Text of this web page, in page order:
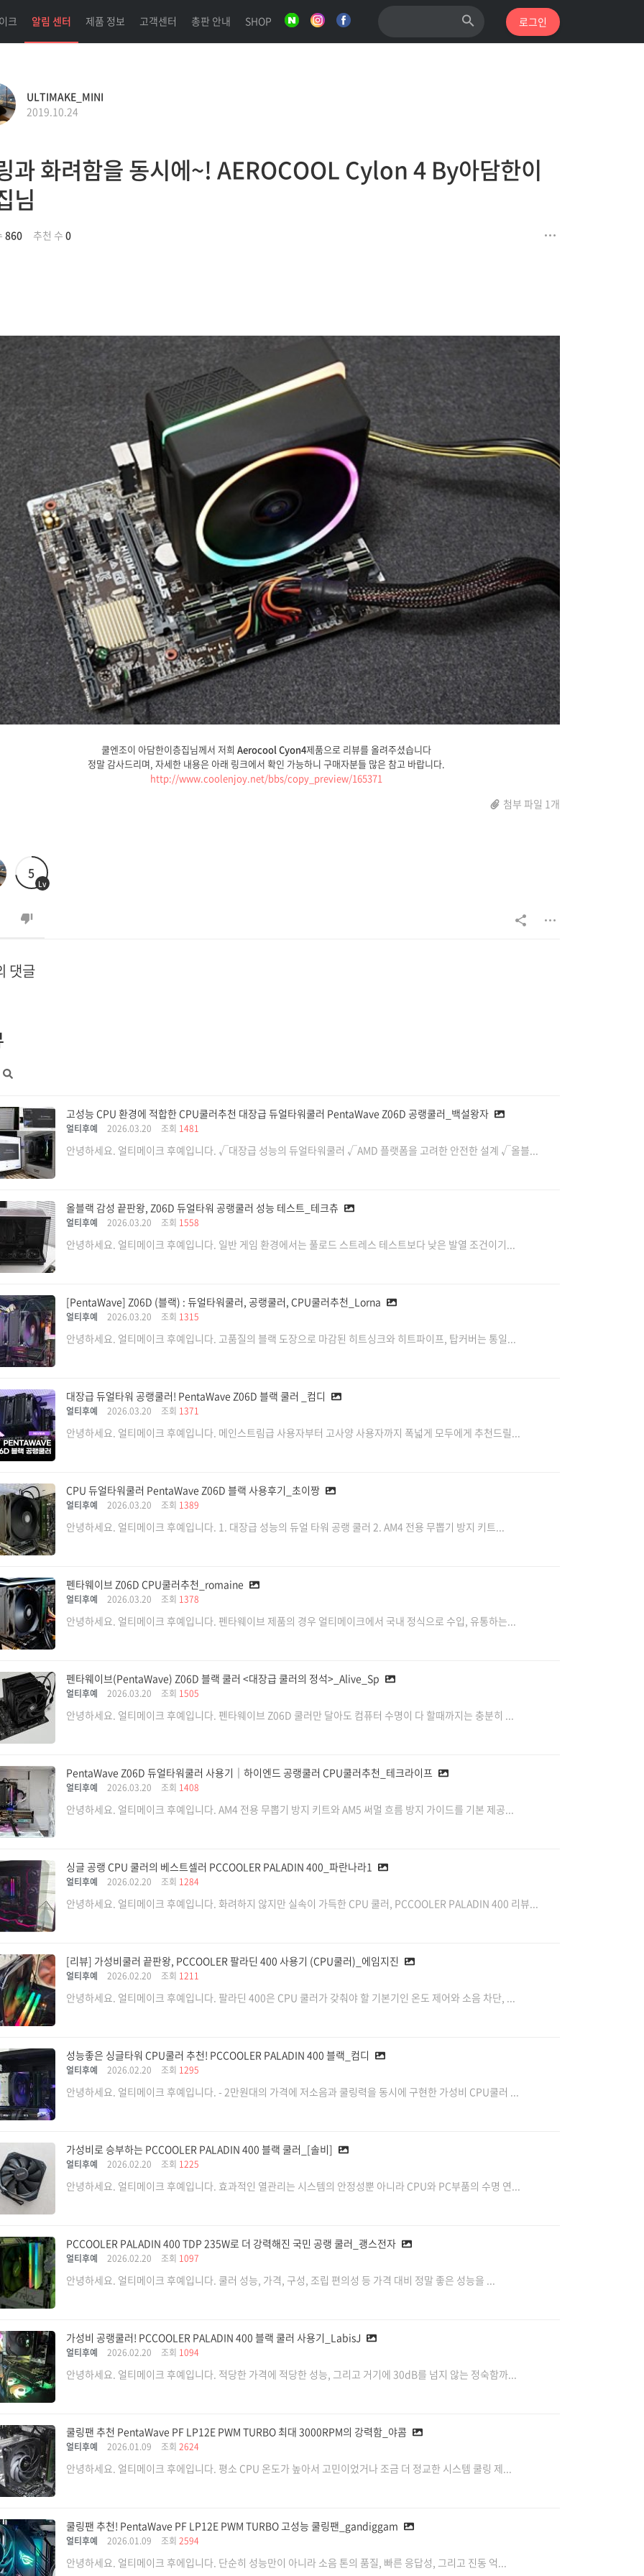
크 알림 센터 제품 정보 고객센터 총판 안내 SHOP 로그인
ULTIMAKE_MINI
2019.10.24
과 화려함을 동시에~! AEROCOOL Cylon 4 By아담한이
님
860 추천 수 0
쿨엔조이 아담한이층집님께서 저희 Aerocool Cyon4제품으로 리뷰를 올려주셨습니다
정말 감사드리며, 자세한 내용은 아래 링크에서 확인 가능하니 구매자분들 많은 참고 바랍니다.
http://www.coolenjoy.net/bbs/copy_preview/165371
첨부 파일 1개
5
Lv
댓글
고성능 CPU 환경에 적합한 CPU쿨러추천 대장급 듀얼타워쿨러 PentaWave Z06D 공랭쿨러_백설왕자
얼티후예 2026.03.20 조회 1481
안녕하세요. 얼티메이크 후예입니다. √대장급 성능의 듀얼타워쿨러 √AMD 플랫폼을 고려한 안전한 설계 √올블...
올블랙 감성 끝판왕, Z06D 듀얼타워 공랭쿨러 성능 테스트_테크츄
얼티후예 2026.03.20 조회 1558
안녕하세요. 얼티메이크 후예입니다. 일반 게임 환경에서는 풀로드 스트레스 테스트보다 낮은 발열 조건이기...
[PentaWave] Z06D (블랙) : 듀얼타워쿨러, 공랭쿨러, CPU쿨러추천_Lorna
얼티후예 2026.03.20 조회 1315
안녕하세요. 얼티메이크 후예입니다. 고품질의 블랙 도장으로 마감된 히트싱크와 히트파이프, 탑커버는 통일...
대장급 듀얼타워 공랭쿨러! PentaWave Z06D 블랙 쿨러 _컴디
얼티후예 2026.03.20 조회 1371
안녕하세요. 얼티메이크 후예입니다. 메인스트림급 사용자부터 고사양 사용자까지 폭넓게 모두에게 추천드릴...
CPU 듀얼타워쿨러 PentaWave Z06D 블랙 사용후기_초이짱
얼티후예 2026.03.20 조회 1389
안녕하세요. 얼티메이크 후예입니다. 1. 대장급 성능의 듀얼 타워 공랭 쿨러 2. AM4 전용 무뽑기 방지 키트...
펜타웨이브 Z06D CPU쿨러추천_romaine
얼티후예 2026.03.20 조회 1378
안녕하세요. 얼티메이크 후예입니다. 펜타웨이브 제품의 경우 얼티메이크에서 국내 정식으로 수입, 유통하는...
펜타웨이브(PentaWave) Z06D 블랙 쿨러 <대장급 쿨러의 정석>_Alive_Sp
얼티후예 2026.03.20 조회 1505
안녕하세요. 얼티메이크 후예입니다. 펜타웨이브 Z06D 쿨러만 달아도 컴퓨터 수명이 다 할때까지는 충분히 ...
PentaWave Z06D 듀얼타워쿨러 사용기｜하이엔드 공랭쿨러 CPU쿨러추천_테크라이프
얼티후예 2026.03.20 조회 1408
안녕하세요. 얼티메이크 후예입니다. AM4 전용 무뽑기 방지 키트와 AM5 써멀 흐름 방지 가이드를 기본 제공...
싱글 공랭 CPU 쿨러의 베스트셀러 PCCOOLER PALADIN 400_파란나라1
얼티후예 2026.02.20 조회 1284
안녕하세요. 얼티메이크 후예입니다. 화려하지 않지만 실속이 가득한 CPU 쿨러, PCCOOLER PALADIN 400 리뷰...
[리뷰] 가성비쿨러 끝판왕, PCCOOLER 팔라딘 400 사용기 (CPU쿨러)_에임지진
얼티후예 2026.02.20 조회 1211
안녕하세요. 얼티메이크 후예입니다. 팔라딘 400은 CPU 쿨러가 갖춰야 할 기본기인 온도 제어와 소음 차단, ...
성능좋은 싱글타워 CPU쿨러 추천! PCCOOLER PALADIN 400 블랙_컴디
얼티후예 2026.02.20 조회 1295
안녕하세요. 얼티메이크 후예입니다. - 2만원대의 가격에 저소음과 쿨링력을 동시에 구현한 가성비 CPU쿨러 ...
가성비로 승부하는 PCCOOLER PALADIN 400 블랙 쿨러_[솔비]
얼티후예 2026.02.20 조회 1225
안녕하세요. 얼티메이크 후예입니다. 효과적인 열관리는 시스템의 안정성뿐 아니라 CPU와 PC부품의 수명 연...
PCCOOLER PALADIN 400 TDP 235W로 더 강력해진 국민 공랭 쿨러_괭스전자
얼티후예 2026.02.20 조회 1097
안녕하세요. 얼티메이크 후예입니다. 쿨러 성능, 가격, 구성, 조립 편의성 등 가격 대비 정말 좋은 성능을 ...
가성비 공랭쿨러! PCCOOLER PALADIN 400 블랙 쿨러 사용기_LabisJ
얼티후예 2026.02.20 조회 1094
안녕하세요. 얼티메이크 후예입니다. 적당한 가격에 적당한 성능, 그리고 거기에 30dB를 넘지 않는 정숙함까...
쿨링팬 추천 PentaWave PF LP12E PWM TURBO 최대 3000RPM의 강력함_야콤
얼티후예 2026.01.09 조회 2624
안녕하세요. 얼티메이크 후에입니다. 평소 CPU 온도가 높아서 고민이었거나 조금 더 정교한 시스템 쿨링 제...
쿨링팬 추천! PentaWave PF LP12E PWM TURBO 고성능 쿨링팬_gandiggam
얼티후예 2026.01.09 조회 2594
안녕하세요. 얼티메이크 후에입니다. 단순히 성능만이 아니라 소음 톤의 품질, 빠른 응답성, 그리고 진동 억...